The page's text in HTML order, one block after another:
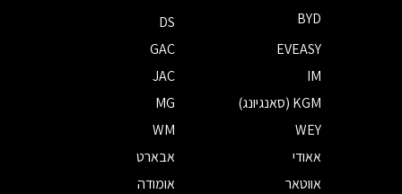
BYD
DS
EVEASY
GAC
IM
JAC
KGM (סאנגיונג)
MG
WEY
WM
אאודי
אבארט
אווטאר
אומודה